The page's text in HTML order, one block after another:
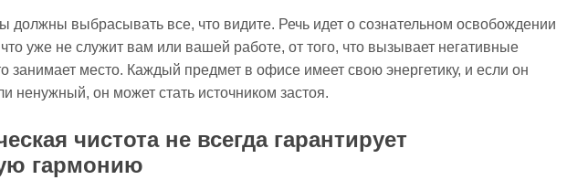
должны выбрасывать все, что видите. Речь идет о сознательном освобождении
что уже не служит вам или вашей работе, от того, что вызывает негативные
занимает место. Каждый предмет в офисе имеет свою энергетику, и если он
ненужный, он может стать источником застоя.
чистота не всегда гарантирует
гармонию